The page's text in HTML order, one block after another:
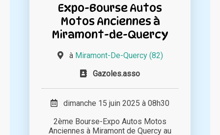
Expo-Bourse Autos
Motos Anciennes à
Miramont-de-Quercy
à Miramont-De-Quercy (82)
Gazoles.asso
dimanche 15 juin 2025 à 08h30
2ème Bourse-Expo Autos Motos
Anciennes à Miramont de Quercy au